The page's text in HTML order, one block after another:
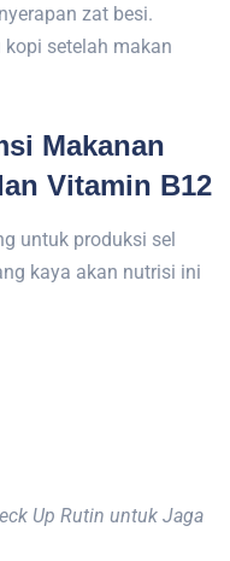
zat besi.
setelah makan
Makanan
Vitamin B12
untuk produksi sel
kaya akan nutrisi ini
Up Rutin untuk Jaga